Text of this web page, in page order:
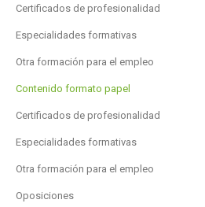
Certificados de profesionalidad
Especialidades formativas
Otra formación para el empleo
Contenido formato papel
Certificados de profesionalidad
Especialidades formativas
Otra formación para el empleo
Oposiciones